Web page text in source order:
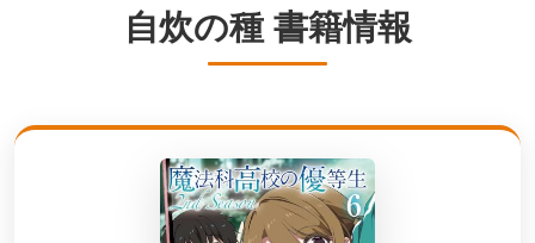
自炊の種 書籍情報